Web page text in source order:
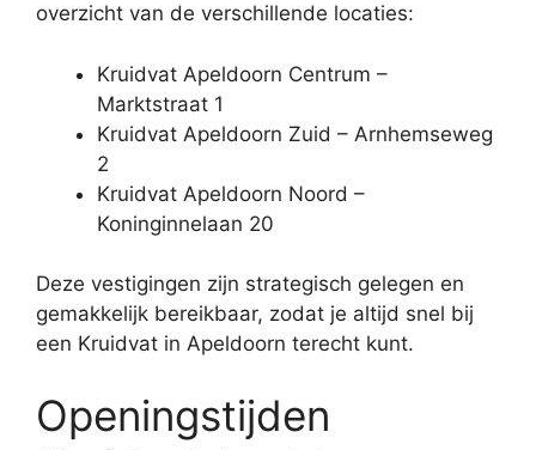
overzicht van de verschillende locaties:
Kruidvat Apeldoorn Centrum –
Marktstraat 1
Kruidvat Apeldoorn Zuid – Arnhemseweg
2
Kruidvat Apeldoorn Noord –
Koninginnelaan 20
Deze vestigingen zijn strategisch gelegen en
gemakkelijk bereikbaar, zodat je altijd snel bij
een Kruidvat in Apeldoorn terecht kunt.
Openingstijden